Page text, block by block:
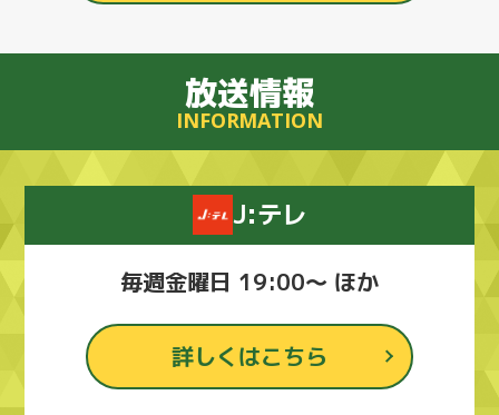
放送情報
INFORMATION
J:テレ
毎週金曜日 19:00～ ほか
詳しくはこちら